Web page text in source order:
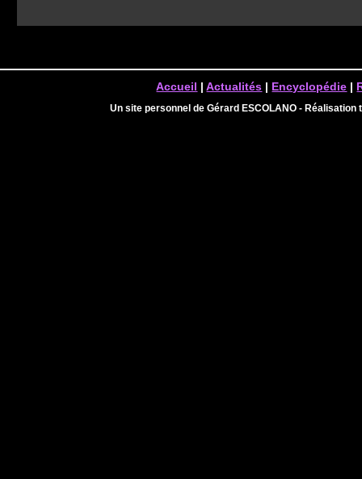
Accueil |Actualités | Encyclopédie |
Un site personnel de Gérard ESCOLANO -